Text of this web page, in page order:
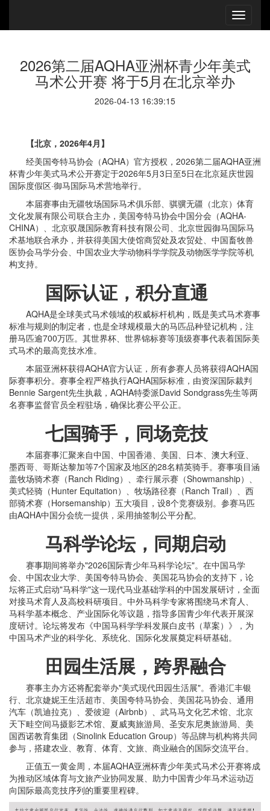
2026第二届AQHA亚洲杯青少年美式
马术公开赛 将于5月在北京举办
2026-04-13 16:39:15
【北京，2026年4月】
经美国夸特马协会（AQHA）官方授权，2026第二届AQHA亚洲
杯青少年美式马术公开赛定于2026年5月3日至5日在北京延庆世园
国际度假区·御马国际马术营地举行。
本届赛事由无疆牧场国际马术俱乐部、骐骥无疆（北京）体育
文化发展有限公司联合主办，美国夸特马协会中国分会（AQHA-
CHINA）、北京驭晟国际教育科技有限公司、北京世园御马国际马
术基地联合承办，并获得美国大使馆商贸处及农贸处、中国畜牧兽
医协会马学分会、中国农业大学动物科学学院及动物医学学院等机
构支持。
国际认证，积分直通
AQHA是全球美式马术领域的权威标杆机构，既是美式马术赛事
标准与规则的制定者，也是全球规模最大的马匹品种登记机构，注
册马匹逾700万匹。其世界杯、世界锦标赛等顶级赛事代表着国际美
式马术的最高竞技水准。
本届亚洲杯获得AQHA官方认证，所有参赛人员将获得AQHA国
际赛事积分。赛事全程严格执行AQHA国际标准，由资深国际裁判
Bennie Sargent先生执裁，AQHA特委派David Sondgrass先生等两
名赛事监督官员全程驻场，确保比赛公平公正。
七国骑手，同场竞技
本届赛事汇聚来自中国、中国香港、美国、日本、澳大利亚、
墨西哥、哥斯达黎加等7个国家及地区的28名精英骑手。赛事项目涵
盖牧场骑术赛（Ranch Riding）、牵行展示赛（Showmanship）、
美式轻骑（Hunter Equitation）、牧场路径赛（Ranch Trail）、西
部骑术赛（Horsemanship）五大项目，设8个竞赛级别。参赛马匹
由AQHA中国分会统一提供，采用抽签制公平分配。
马科学论坛，同期启动
赛事期间将举办"2026国际青少年马科学论坛"。在中国马学
会、中国农业大学、美国夸特马协会、美国花马协会的支持下，论
坛将正式启动"马科学"这一现代马业基础学科的中国发展研讨，全面
对接马术育人及高校科研项目。中外马科学专家将围绕马术育人、
马科学基本概念、产业国际化等议题，指导多国青少年代表开展深
度研讨。论坛将发布《中国马科学学科发展白皮书（草案）》，为
中国马术产业的科学化、系统化、国际化发展奠定科研基础。
田园生活展，跨界融合
赛事主办方还将配套举办"美式现代田园生活展"。香港汇丰银
行、北京婕妮王生活超市、美国夸特马协会、美国花马协会、通用
汽车（凯迪拉克）、爱彼迎（Airbnb）、武马马文化艺术馆、北京
天下畦空间马摄影艺术馆、夏威夷旅游局、圣安东尼奥旅游局、美
国西诺教育集团（Sinolink Education Group）等品牌与机构将共同
参与，搭建农业、教育、体育、文旅、商业融合的国际交流平台。
正值五一黄金周，本届AQHA亚洲杯青少年美式马术公开赛将成
为推动区域体育与文旅产业协同发展、助力中国青少年马术运动迈
向国际最高竞技序列的重要里程碑。